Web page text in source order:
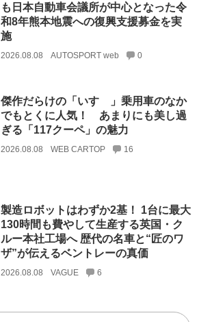
も日本自動車会議所が中心となった令
和8年熊本地震への復興支援募金を実
施
2026.08.08 AUTOSPORT web 0
傑作だらけの「いすゞ」乗用車のなか
でもとくに人気！ あまりにも美し過
ぎる「117クーペ」の魅力
2026.08.08 WEB CARTOP 16
製造ロボットはわずか2基！ 1台に最大
130時間も費やして生産する英国・ク
ルー本社工場へ 歴代の名車と“匠のワ
ザ”が伝えるベントレーの真価
2026.08.08 VAGUE 6